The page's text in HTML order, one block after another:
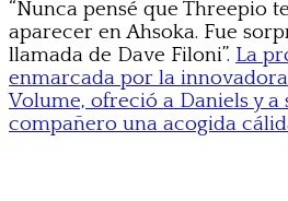
“Nunca pensé que Threepio
aparecer en Ahsoka. Fue
llamada de Dave Filoni”. La
enmarcada por la
Volume, ofreció a Daniels y a
compañero una acogida